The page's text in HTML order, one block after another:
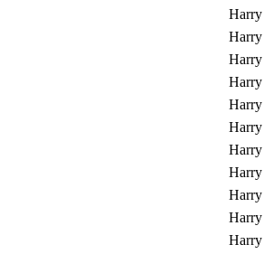
Harry
Harry
Harry
Harry
Harry
Harry
Harry
Harry
Harry
Harry
Harry